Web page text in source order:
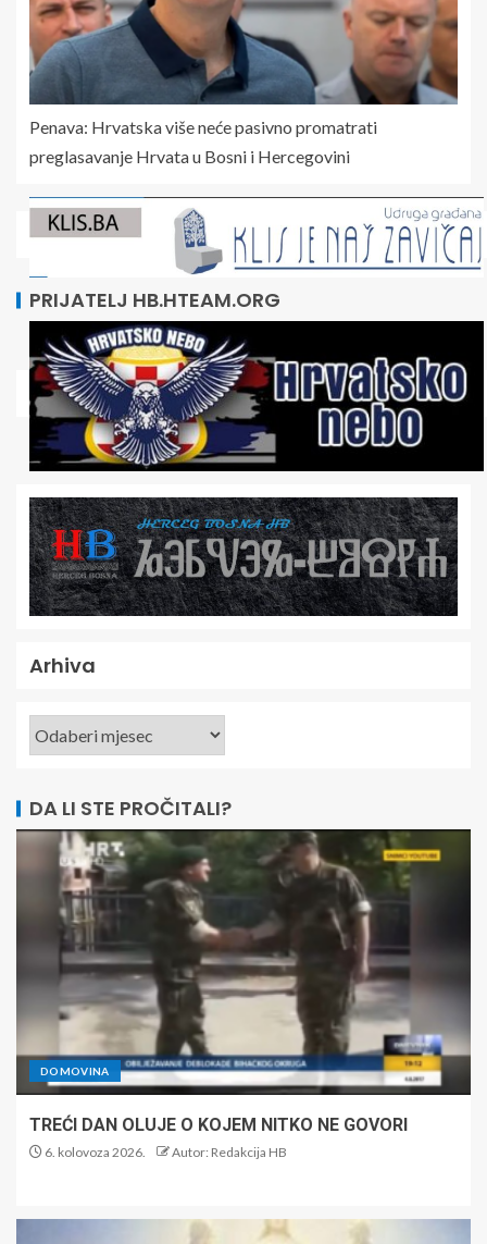
Penava: Hrvatska više neće pasivno promatrati
preglasavanje Hrvata u Bosni i Hercegovini
PRIJATELJ HB.HTEAM.ORG
Arhiva
DA LI STE PROČITALI?
DOMOVINA
TREĆI DAN OLUJE O KOJEM NITKO NE GOVORI
6. kolovoza 2026. Autor: Redakcija HB